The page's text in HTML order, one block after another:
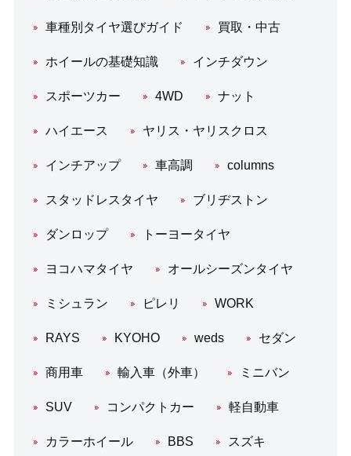
車種別タイヤ選びガイド 買取・中古
ホイールの基礎知識 インチダウン
スポーツカー 4WD ナット
ハイエース ヤリス・ヤリスクロス
インチアップ 車高調 columns
スタッドレスタイヤ ブリヂストン
ダンロップ トーヨータイヤ
ヨコハマタイヤ オールシーズンタイヤ
ミシュラン ピレリ WORK
RAYS KYOHO weds セダン
商用車 輸入車（外車） ミニバン
SUV コンパクトカー 軽自動車
カラーホイール BBS スズキ